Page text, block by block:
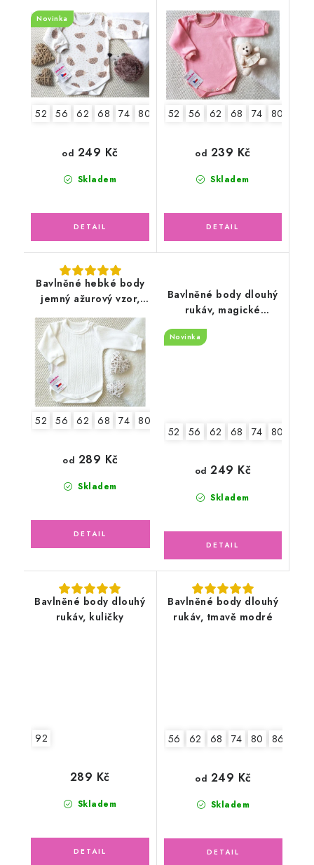
Novinka
52 56 62 68 74 80 86 92
Skladem
od 249 Kč
52 56 62 68 74 80
Skladem
od 239 Kč
Bavlněné hebké body
jemný ažurový vzor,
smetanové
52 56 62 68 74 80
Skladem
od 289 Kč
Bavlněné body dlouhý
rukáv, magické
hvězdičky
Novinka
52 56 62 68 74 80
Skladem
od 249 Kč
Bavlněné body dlouhý
rukáv, kuličky
92
Skladem
289 Kč
Bavlněné body dlouhý
rukáv, tmavě modré
56 62 68 74 80 86
Skladem
od 249 Kč